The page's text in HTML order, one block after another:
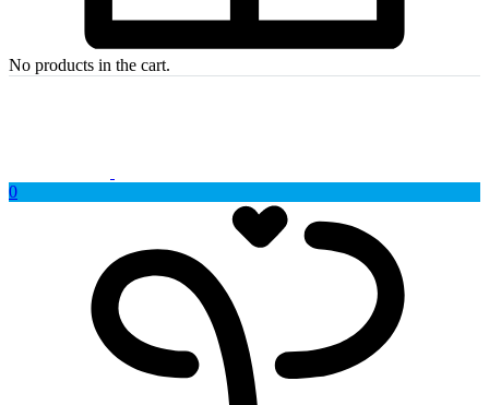
No products in the cart.
0